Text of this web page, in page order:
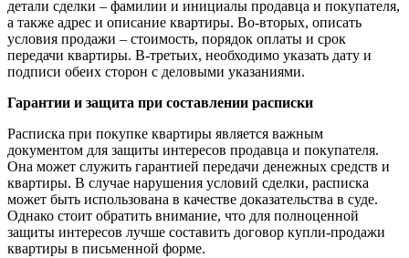
детали сделки – фамилии и инициалы продавца и покупателя,
а также адрес и описание квартиры. Во-вторых, описать
условия продажи – стоимость, порядок оплаты и срок
передачи квартиры. В-третьих, необходимо указать дату и
подписи обеих сторон с деловыми указаниями.
Гарантии и защита при составлении расписки
Расписка при покупке квартиры является важным
документом для защиты интересов продавца и покупателя.
Она может служить гарантией передачи денежных средств и
квартиры. В случае нарушения условий сделки, расписка
может быть использована в качестве доказательства в суде.
Однако стоит обратить внимание, что для полноценной
защиты интересов лучше составить договор купли-продажи
квартиры в письменной форме.